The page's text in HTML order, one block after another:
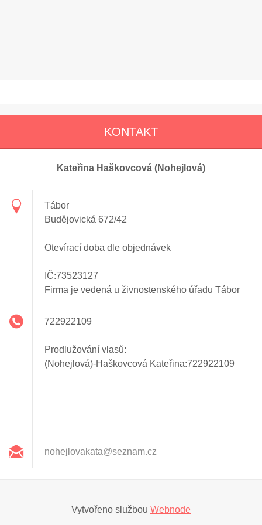
KONTAKT
Kateřina Haškovcová (Nohejlová)
Tábor
Budějovická 672/42
Otevírací doba dle objednávek
IČ:73523127
Firma je vedená u živnostenského úřadu Tábor
722922109
Prodlužování vlasů:
(Nohejlová)-Haškovcová Kateřina:722922109
nohejlovakata@seznam.cz
Vytvořeno službou Webnode